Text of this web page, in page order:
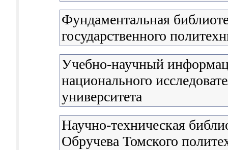
Фундаментальная
государственного
Учебно-научный
национального
университета
Научно-техническая
Обручева Томского